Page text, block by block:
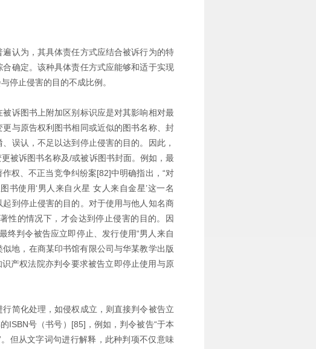
认为，其具体责任方式应结合被诉行为的特
确定。该种具体责任方式应能够和适于实现
停止侵害的目的不成比例。
诉图书上附加区别标识应是对其影响相对最
与原告权利图书相同或近似的图书名称、封
误认，不足以达到停止侵害的目的。因此，
被诉图书名称及/或被诉图书封面。例如，最
权、不正当竞争纠纷案[82]中明确指出，“对
书使用‘男人来自火星 女人来自金星’这一名
到停止侵害的目的。对于使用与他人知名商
性的情况下，才会达到停止侵害的目的。因
终判令被告应立即停止、发行使用“男人来自
地，在商某印书馆有限公司与华某教学出版
产权法院亦判令要求被告立即停止使用与原
简化处理，如侵权成立，则直接判令被告立
ISBN号（书号）[85]，例如，判令被告“于本
但从文字词句进行解释，此种判项不仅意味